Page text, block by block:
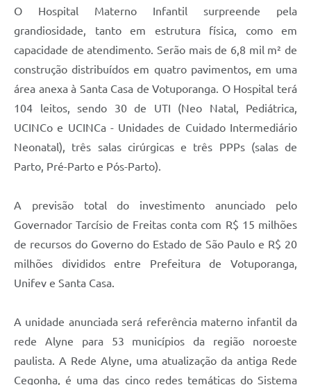
O Hospital Materno Infantil surpreende pela
grandiosidade, tanto em estrutura física, como em
capacidade de atendimento. Serão mais de 6,8 mil m² de
construção distribuídos em quatro pavimentos, em uma
área anexa à Santa Casa de Votuporanga. O Hospital terá
104 leitos, sendo 30 de UTI (Neo Natal, Pediátrica,
UCINCo e UCINCa - Unidades de Cuidado Intermediário
Neonatal), três salas cirúrgicas e três PPPs (salas de
Parto, Pré-Parto e Pós-Parto).
A previsão total do investimento anunciado pelo
Governador Tarcísio de Freitas conta com R$ 15 milhões
de recursos do Governo do Estado de São Paulo e R$ 20
milhões divididos entre Prefeitura de Votuporanga,
Unifev e Santa Casa.
A unidade anunciada será referência materno infantil da
rede Alyne para 53 municípios da região noroeste
paulista. A Rede Alyne, uma atualização da antiga Rede
Cegonha, é uma das cinco redes temáticas do Sistema